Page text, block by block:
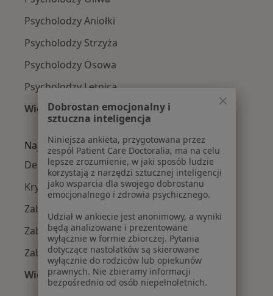
Psycholodzy Aniołki
Psycholodzy Strzyża
Psycholodzy Osowa
Psycholodzy Letnica
Więcej (10)
Więcej w kategorii: Psycholodzy w pobliżu
Najczęście leczone choroby
Depresja w Gdańsku
Kryzys emocjonalny w Gdańsku
Zaburzenia emocjonalne w Gdańsku
Zaburzenia lękowe w Gdańsku
Zaburzenia nastroju w Gdańsku
Więcej (15)
Więcej w kategorii: Najczęście leczone
Dobrostan emocjonalny i
sztuczna inteligencja
Niniejsza ankieta, przygotowana przez
zespół Patient Care Doctoralia, ma na celu
lepsze zrozumienie, w jaki sposób ludzie
korzystają z narzędzi sztucznej inteligencji
jako wsparcia dla swojego dobrostanu
emocjonalnego i zdrowia psychicznego.
Udział w ankiecie jest anonimowy, a wyniki
będą analizowane i prezentowane
wyłącznie w formie zbiorczej. Pytania
dotyczące nastolatków są skierowane
wyłącznie do rodziców lub opiekunów
prawnych. Nie zbieramy informacji
bezpośrednio od osób niepełnoletnich.